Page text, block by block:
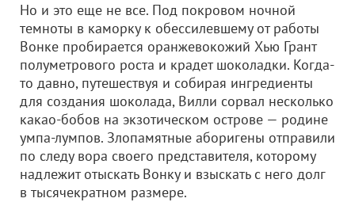
Но и это еще не все. Под покровом ночной
темноты в каморку к обессилевшему от работы
Вонке пробирается оранжевокожий Хью Грант
полуметрового роста и крадет шоколадки. Когда-
то давно, путешествуя и собирая ингредиенты
для создания шоколада, Вилли сорвал несколько
какао-бобов на экзотическом острове — родине
умпа-лумпов. Злопамятные аборигены отправили
по следу вора своего представителя, которому
надлежит отыскать Вонку и взыскать с него долг
в тысячекратном размере.